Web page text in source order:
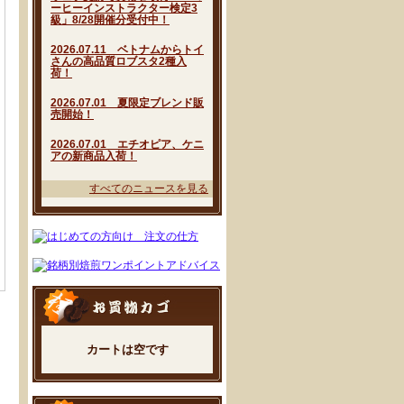
ーヒーインストラクター検定3
級」8/28開催分受付中！
2026.07.11 ベトナムからトイ
さんの高品質ロブスタ2種入
荷！
2026.07.01 夏限定ブレンド販
売開始！
2026.07.01 エチオピア、ケニ
アの新商品入荷！
すべてのニュースを見る
カートは空です